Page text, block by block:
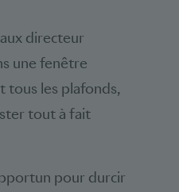
directeur
une fenêtre
tous les plafonds,
tout à fait
pour durcir